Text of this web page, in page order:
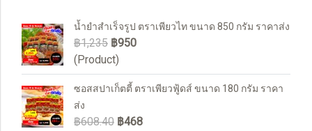
น้ำยำสำเร็จรูป ตราเพียวไท ขนาด 850 กรัม ราคาส่ง
฿1,235 ฿950
(Product)
ซอสสปาเก็ตตี้ ตราเพียวฟู้ดส์ ขนาด 180 กรัม ราคา
ส่ง
฿608.40 ฿468